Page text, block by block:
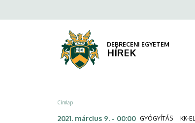
ellátásában
a
DEBRECENI EGYETEM
HÍREK
Morzsa
Címlap
2021. március 9. - 00:00 GYÓGYÍTÁS KK-